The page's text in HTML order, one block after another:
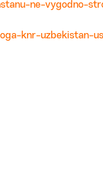
ne-vygodno-
knr-uzbekistan-